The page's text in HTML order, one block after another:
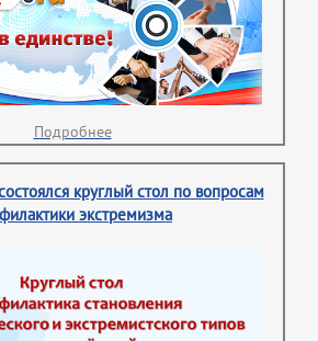
Подробнее
круглый стол по вопросам
экстремизма